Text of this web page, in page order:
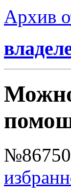
Архив
№86750